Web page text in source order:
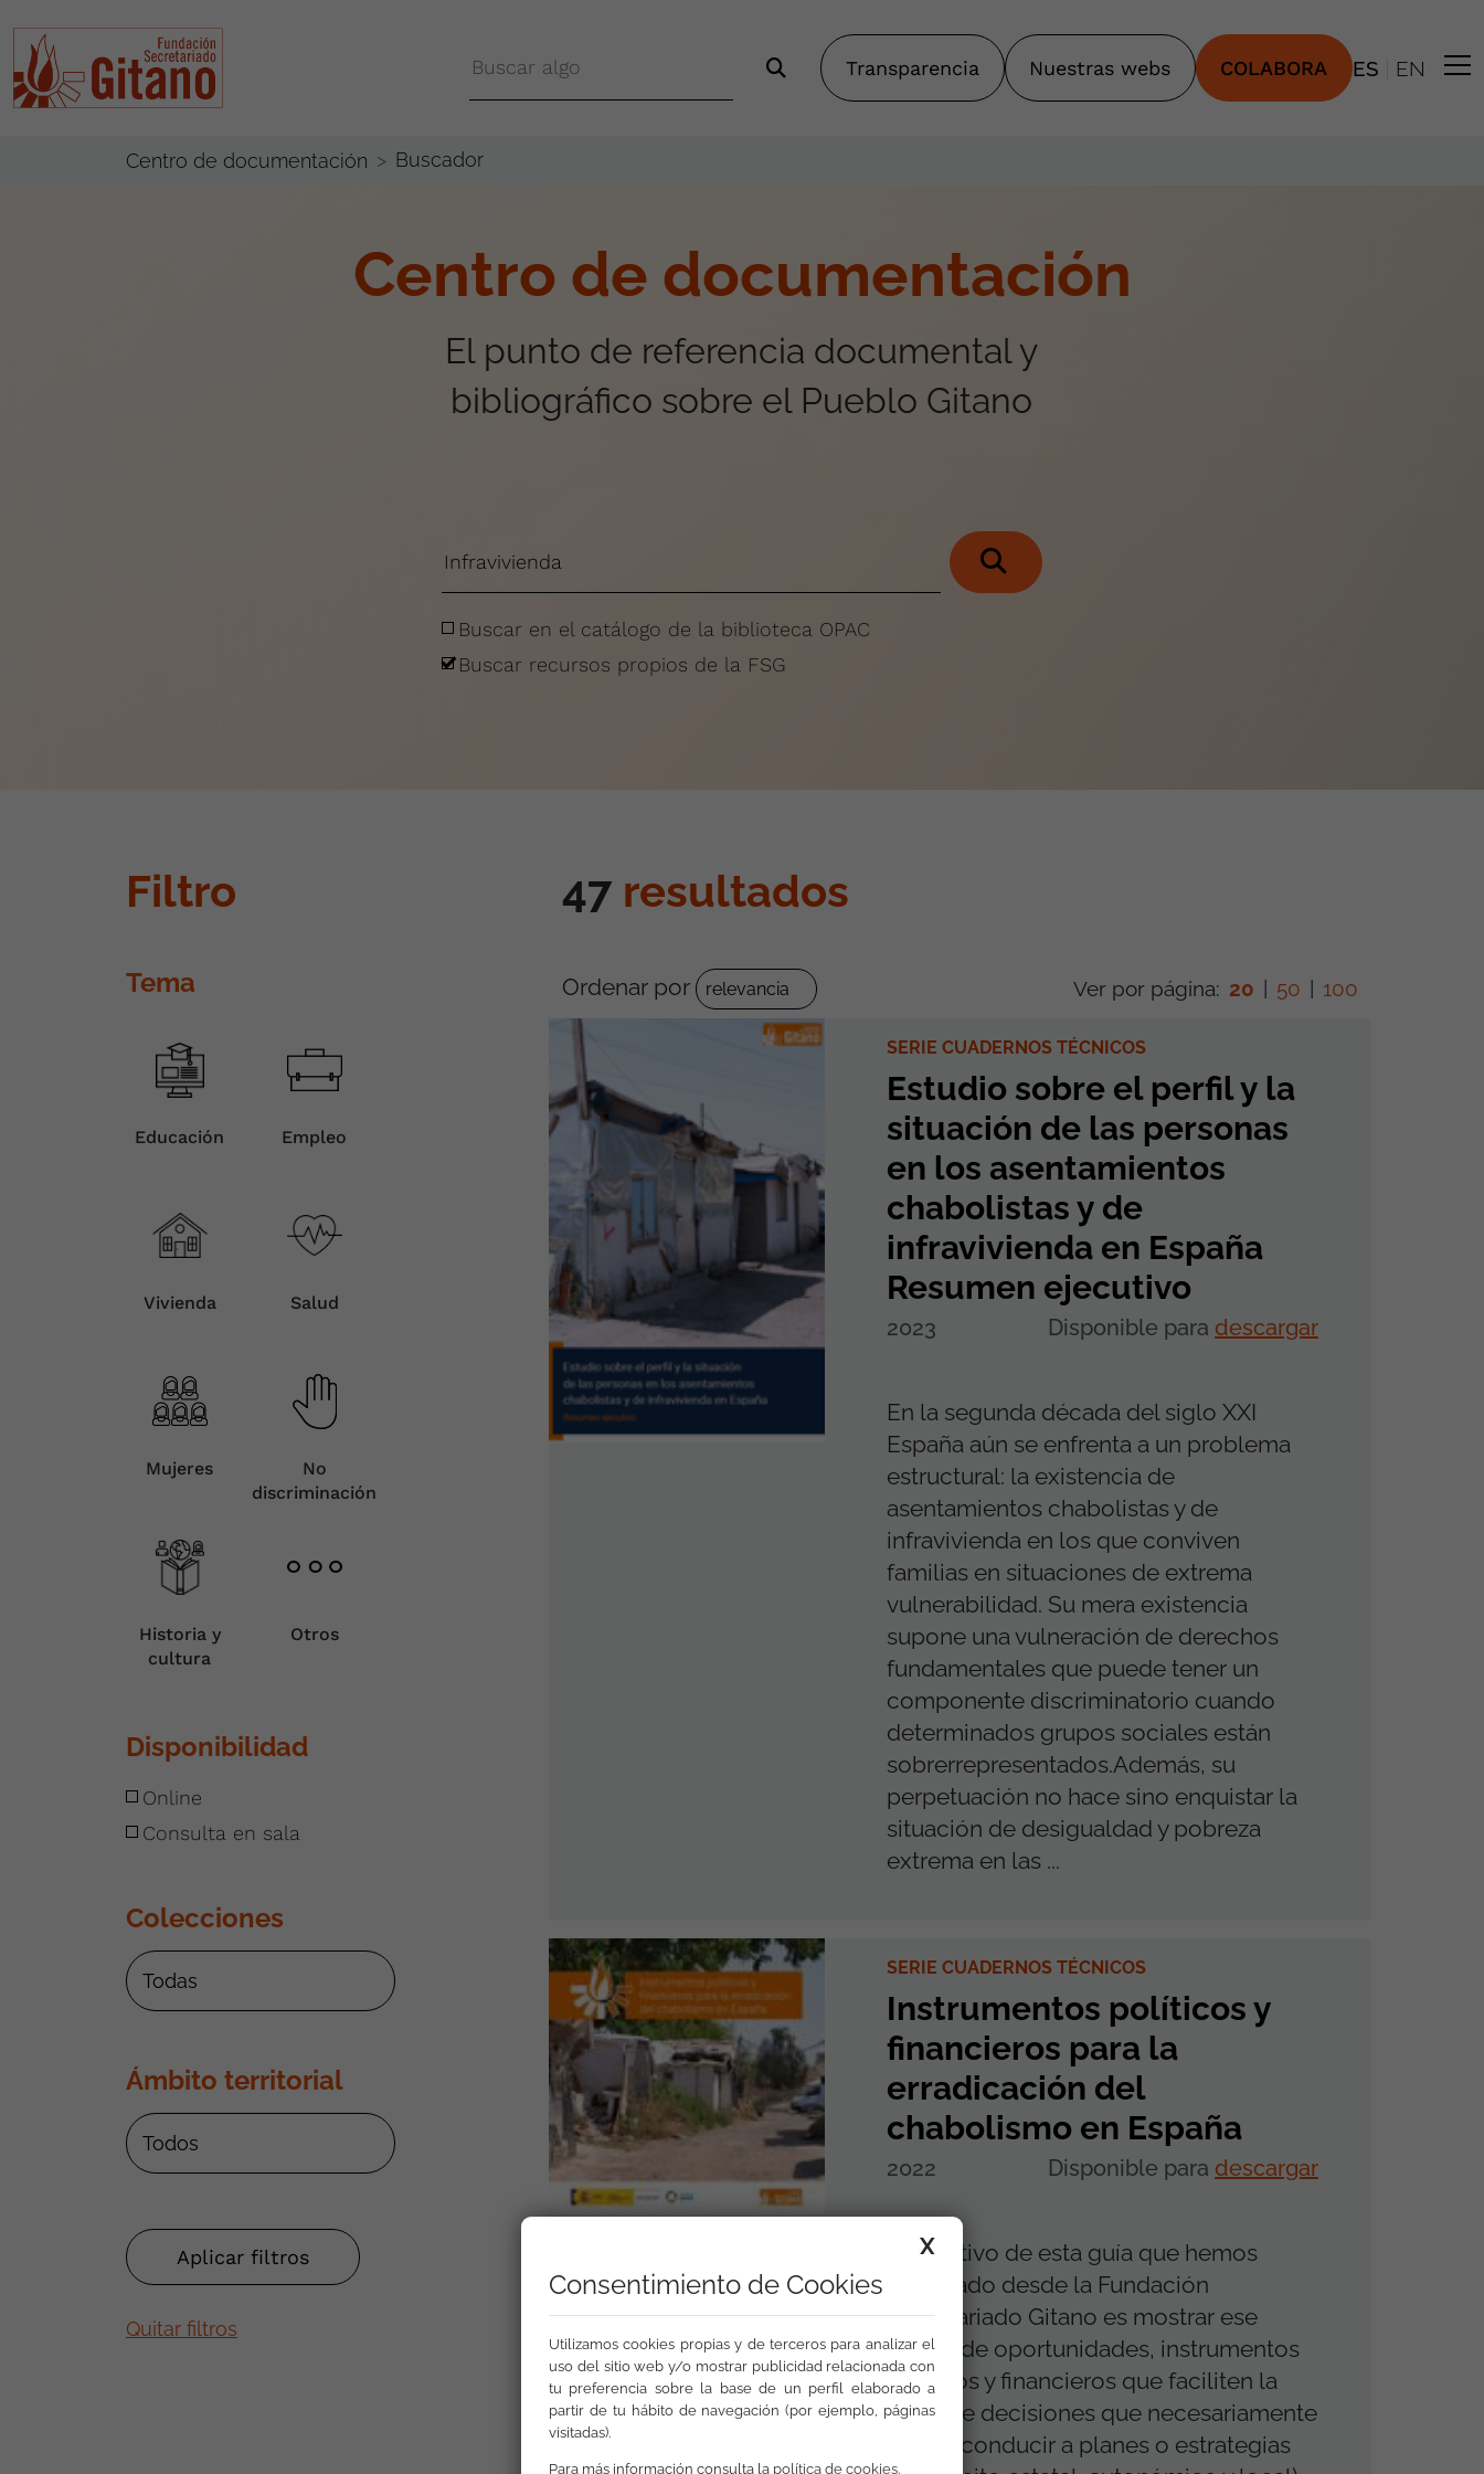
Transparencia Nuestras webs COLABORA ES EN
Centro de documentación Buscador
Centro de documentación
El punto de referencia documental y
bibliográfico sobre el Pueblo Gitano
Buscar en el catálogo de la biblioteca OPAC
Buscar recursos propios de la FSG
Filtro
Tema
Educación Empleo
Vivienda Salud
Mujeres
No
discriminación
Historia y
cultura
Otros
Disponibilidad
Online
Consulta en sala
Colecciones
Ámbito territorial
Quitar filtros
47 resultados
Ordenar por Ver por página: 20 | 50 | 100
SERIE CUADERNOS TÉCNICOS
Estudio sobre el perfil y la
situación de las personas
en los asentamientos
chabolistas y de
infravivienda en España
Resumen ejecutivo
2023 Disponible para descargar
En la segunda década del siglo XXI
España aún se enfrenta a un problema
estructural: la existencia de
asentamientos chabolistas y de
infravivienda en los que conviven
familias en situaciones de extrema
vulnerabilidad. Su mera existencia
supone una vulneración de derechos
fundamentales que puede tener un
componente discriminatorio cuando
determinados grupos sociales están
sobrerrepresentados.Además, su
perpetuación no hace sino enquistar la
situación de desigualdad y pobreza
extrema en las ...
SERIE CUADERNOS TÉCNICOS
Instrumentos políticos y
financieros para la
erradicación del
chabolismo en España
2022 Disponible para descargar
El objetivo de esta guía que hemos
elaborado desde la Fundación
Secretariado Gitano es mostrar ese
marco de oportunidades, instrumentos
políticos y financieros que faciliten la
toma de decisiones que necesariamente
deben conducir a planes o estrategias
X
Consentimiento de Cookies
Utilizamos cookies propias y de terceros para analizar el
uso del sitio web y/o mostrar publicidad relacionada con
tu preferencia sobre la base de un perfil elaborado a
partir de tu hábito de navegación (por ejemplo, páginas
visitadas).
Para más información consulta la política de cookies.